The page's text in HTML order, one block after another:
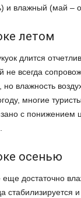
и влажный (май –
летом
длится
не всегда
влажность
многие
с понижением
осенью
достаточно
стабилизируется и